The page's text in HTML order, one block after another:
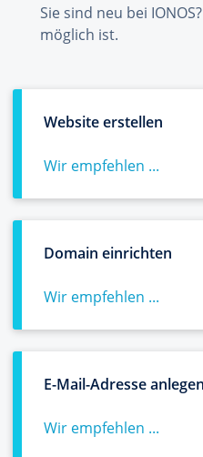
Sie sind neu bei
möglich ist.
Website erstellen
Wir empfehlen ...
Domain einrichten
Wir empfehlen ...
E-Mail-Adresse anlegen
Wir empfehlen ...